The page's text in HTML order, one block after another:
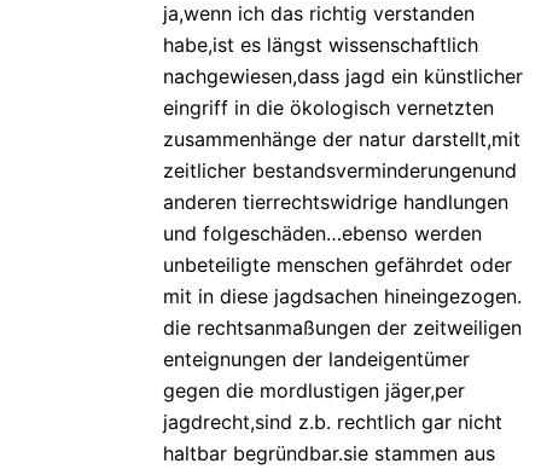
ja,wenn ich das richtig verstanden
habe,ist es längst wissenschaftlich
nachgewiesen,dass jagd ein künstlicher
eingriff in die ökologisch vernetzten
zusammenhänge der natur darstellt,mit
zeitlicher bestandsverminderungenund
anderen tierrechtswidrige handlungen
und folgeschäden…ebenso werden
unbeteiligte menschen gefährdet oder
mit in diese jagdsachen hineingezogen.
die rechtsanmaßungen der zeitweiligen
enteignungen der landeigentümer
gegen die mordlustigen jäger,per
jagdrecht,sind z.b. rechtlich gar nicht
haltbar begründbar.sie stammen aus